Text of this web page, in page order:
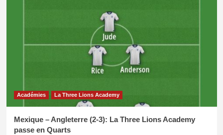
Académies La Three Lions Academy
Mexique – Angleterre (2-3): La Three Lions Academy
passe en Quarts